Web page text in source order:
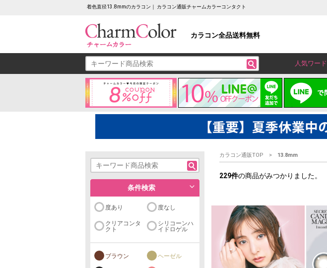
着色直径13.8mmのカラコン｜ カラコン通販チャームカラーコンタクト
カラコン全品送料無料
人気ワード
条件検索
度あり 度なし
クリアコンタ
クト
シリコーンハ
イドロゲル
ブラウン ヘーゼル
カラコン通販TOP 13.8mm
229件の商品がみつかりました。